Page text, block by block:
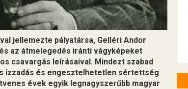
jellemezte pályatársa, Gelléri Andor
az átmelegedés iránti vágyképeket
csavargás leírásaival. Mindezt szabad
izzadás és engesztelhetetlen sértettség
évek egyik legnagyszerűbb magyar